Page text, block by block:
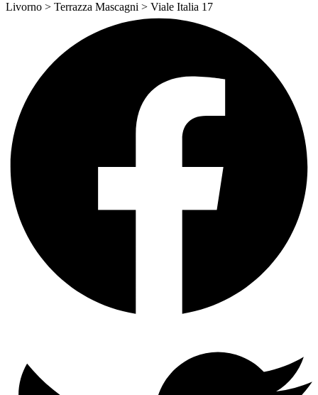
Livorno > Terrazza Mascagni > Viale Italia 17